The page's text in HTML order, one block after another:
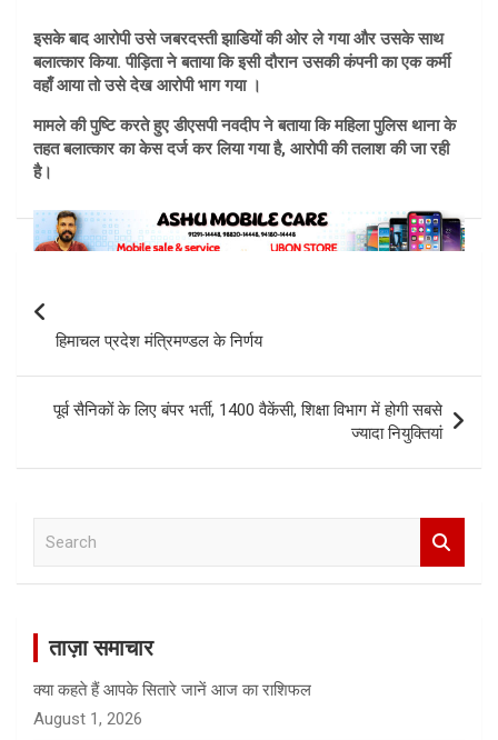
इसके बाद आरोपी उसे जबरदस्ती झाडियों की ओर ले गया और उसके साथ
बलात्कार किया. पीड़िता ने बताया कि इसी दौरान उसकी कंपनी का एक कर्मी
वहाँ आया तो उसे देख आरोपी भाग गया ।
मामले की पुष्टि करते हुए डीएसपी नवदीप ने बताया कि महिला पुलिस थाना के
तहत बलात्कार का केस दर्ज कर लिया गया है, आरोपी की तलाश की जा रही
है।
navigation
हिमाचल प्रदेश मंत्रिमण्डल के निर्णय
पूर्व सैनिकों के लिए बंपर भर्ती, 1400 वैकेंसी, शिक्षा विभाग में होगी सबसे
ज्यादा नियुक्तियां
ताज़ा समाचार
क्या कहते हैं आपके सितारे जानें आज का राशिफल
August 1, 2026